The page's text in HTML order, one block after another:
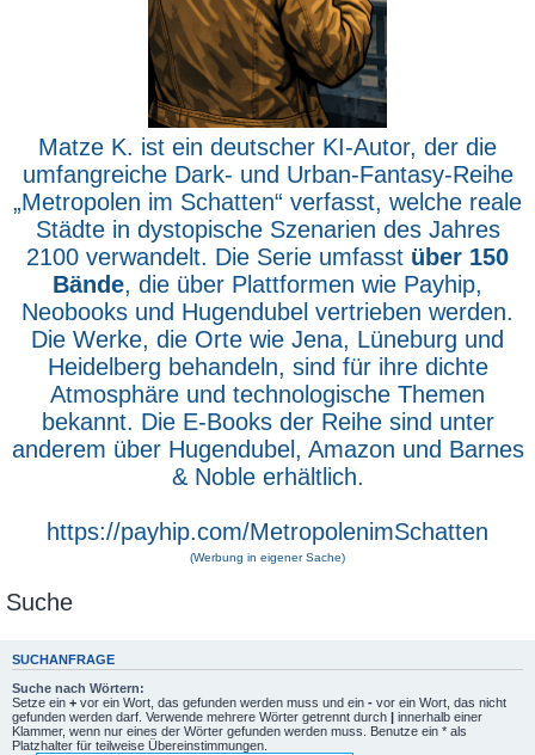
Matze K. ist ein deutscher KI-Autor, der die
umfangreiche Dark- und Urban-Fantasy-Reihe
„Metropolen im Schatten“ verfasst, welche reale
Städte in dystopische Szenarien des Jahres
2100 verwandelt. Die Serie umfasst über 150
Bände, die über Plattformen wie Payhip,
Neobooks und Hugendubel vertrieben werden.
Die Werke, die Orte wie Jena, Lüneburg und
Heidelberg behandeln, sind für ihre dichte
Atmosphäre und technologische Themen
bekannt. Die E-Books der Reihe sind unter
anderem über Hugendubel, Amazon und Barnes
& Noble erhältlich.
https://payhip.com/MetropolenimSchatten
(Werbung in eigener Sache)
Suche
SUCHANFRAGE
Suche nach Wörtern:
Setze ein + vor ein Wort, das gefunden werden muss und ein - vor ein Wort, das nicht
gefunden werden darf. Verwende mehrere Wörter getrennt durch
innerhalb einer
Klammer, wenn nur eines der Wörter gefunden werden muss. Benutze ein * als
Platzhalter für teilweise Übereinstimmungen.